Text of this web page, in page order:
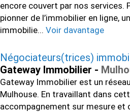
encore couvert par nos services.
pionner de l’immobilier en ligne,
immobilie... Voir davantage
Négociateurs(trices)
Gateway Immobilier -
Gateway Immobilier est un
Mulhouse. En travaillant dans
accompagnement sur mesure et